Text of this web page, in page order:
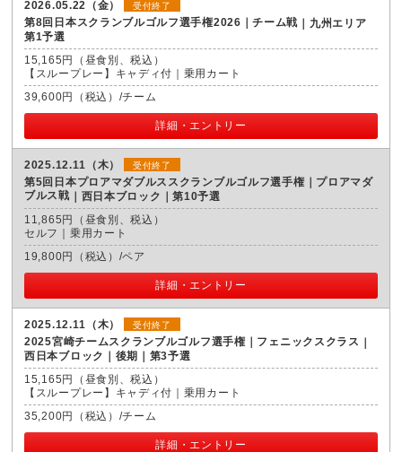
2026.05.22（金） 受付終了
第8回日本スクランブルゴルフ選手権2026｜チーム戦
九州エリア
第1予選
15,165円（昼食別、税込）
【スループレー】キャディ付｜乗用カート
39,600円（税込）/チーム
詳細・エントリー
2025.12.11（木） 受付終了
第5回日本プロアマダブルススクランブルゴルフ選手権｜プロアマダ
ブルス戦
西日本ブロック｜第10予選
11,865円（昼食別、税込）
セルフ｜乗用カート
19,800円（税込）/ペア
詳細・エントリー
2025.12.11（木） 受付終了
2025宮崎チームスクランブルゴルフ選手権｜フェニックスクラス
西日本ブロック｜後期｜第3予選
15,165円（昼食別、税込）
【スループレー】キャディ付｜乗用カート
35,200円（税込）/チーム
詳細・エントリー